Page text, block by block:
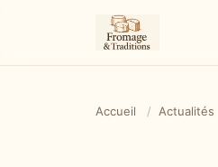
Accueil / Actualités